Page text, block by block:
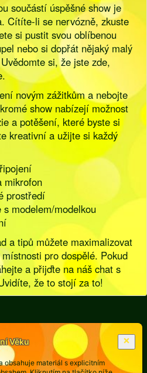
součástí úspěšné show je
Cítíte-li se nervózně, zkuste
si pustit svou oblíbenou
nebo si dopřát nějaký malý
si, že jste zde,
novým zážitkům a nebojte
show nabízejí možnost
a potěšení, které byste si
kreativní a užijte si každý
mikrofon
prostředí
modelem/modelkou
a tipů můžete maximalizovat
pro dospělé. Pokud
a přijďte na náš chat s
že to stojí za to!
]
Věku
obsahuje materiál s explicitním